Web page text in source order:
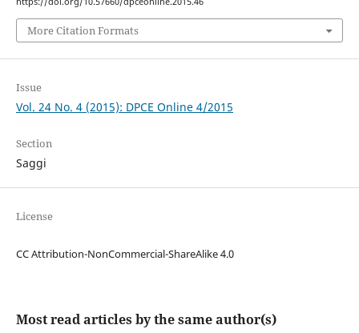
More Citation Formats
Issue
Vol. 24 No. 4 (2015): DPCE Online 4/2015
Section
Saggi
License
CC Attribution-NonCommercial-ShareAlike 4.0
Most read articles by the same author(s)